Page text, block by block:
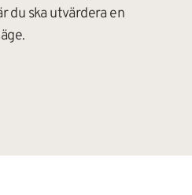
du ska utvärdera en